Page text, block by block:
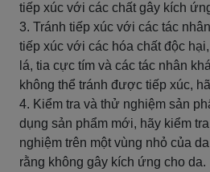
tiếp xúc với các chất gây kích
3. Tránh tiếp xúc với các tác
tiếp xúc với các hóa chất độc
lá, tia cực tím và các tác nhân
không thể tránh được tiếp xúc,
4. Kiểm tra và thử nghiệm sản
dụng sản phẩm mới, hãy kiểm
nghiệm trên một vùng nhỏ của
rằng không gây kích ứng cho da.